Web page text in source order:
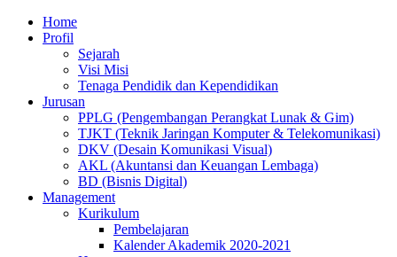
Home
Profil
Sejarah
Visi Misi
Tenaga Pendidik dan Kependidikan
Jurusan
PPLG (Pengembangan Perangkat Lunak & Gim)
TJKT (Teknik Jaringan Komputer & Telekomunikasi)
DKV (Desain Komunikasi Visual)
AKL (Akuntansi dan Keuangan Lembaga)
BD (Bisnis Digital)
Management
Kurikulum
Pembelajaran
Kalender Akademik 2020-2021